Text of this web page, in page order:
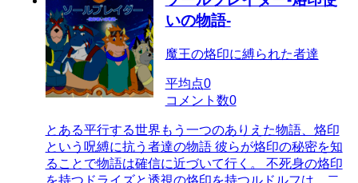
いの物語‐
魔王の烙印に縛られた者達
平均点0
コメント数0
とある平行する世界もう一つのありえた物語、烙印
という呪縛に抗う者達の物語 彼らが烙印の秘密を知
ることで物語は確信に近づいて行く。 不死身の烙印